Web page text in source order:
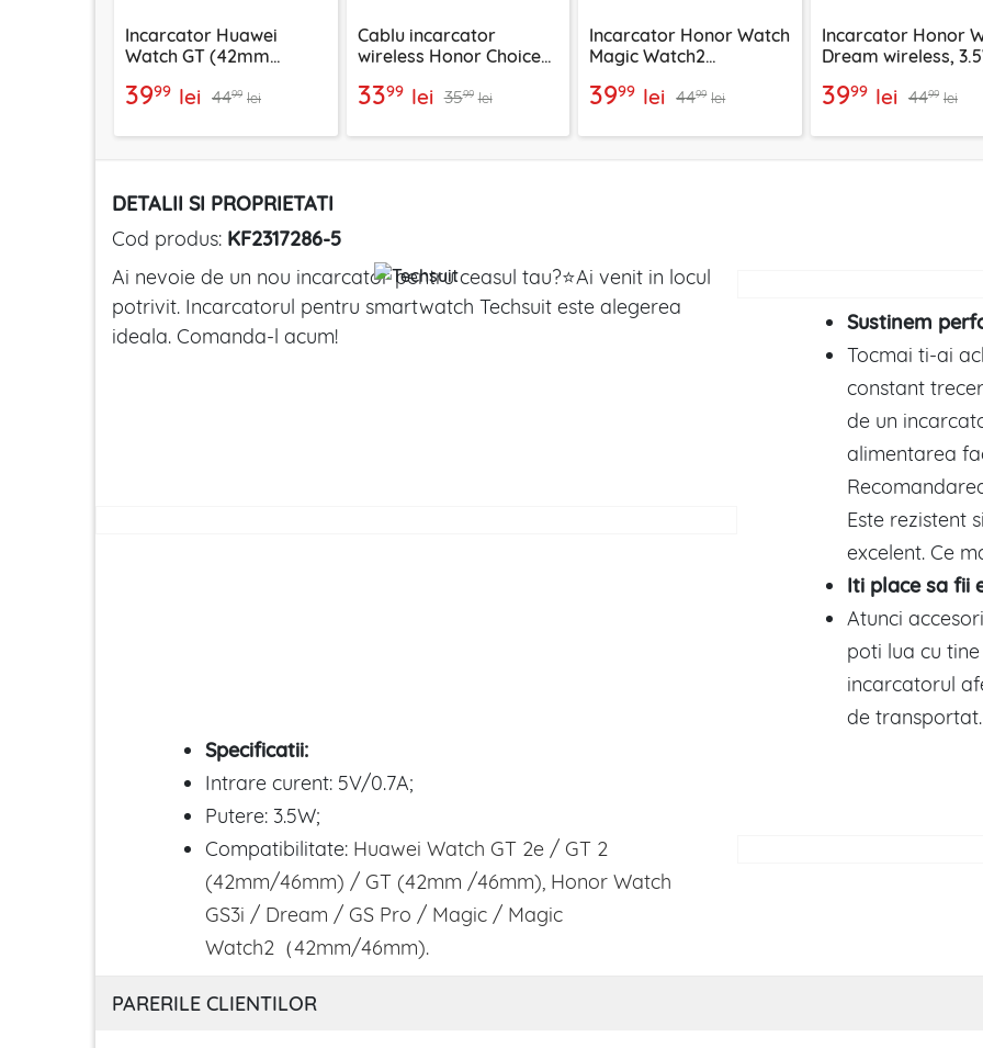
Incarcator Huawei
Watch GT (42mm
Techsuit THC3
3999 lei 4499 lei
Cablu incarcator
wireless Honor Choice
THH1
3399 lei 3599 lei
Incarcator Honor Watch
Magic Watch2
wireless, 3.5W Techsuit
3999 lei 4499 lei
Incarcator Honor
Dream wireless,
3999 lei 4499 lei
DETALII SI PROPRIETATI
Cod produs: KF2317286-5
Ai nevoie de un nou incarcator pentru ceasul tau?⭐Ai venit in locul
potrivit. Incarcatorul pentru smartwatch Techsuit este alegerea
ideala. Comanda-l acum!
Sustinem
Tocmai ti-ai
constant
de un
alimentarea
Este rezistent
excelent. Ce
Iti place sa fii
Atunci
poti lua cu
incarcatorul
de
Specificatii:
Intrare curent: 5V/0.7A;
Putere: 3.5W;
Compatibilitate: Huawei Watch GT 2e / GT 2
(42mm/46mm) / GT (42mm /46mm), Honor Watch
GS3i / Dream / GS Pro / Magic / Magic
Watch2（42mm/46mm).
PARERILE CLIENTILOR